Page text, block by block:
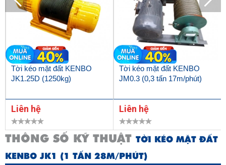
Tời kéo mặt đất KENBO
JK1.25D (1250kg)
Liên hệ
Tời kéo mặt đất KENBO
JM0.3 (0,3 tấn 17m/phút)
Liên hệ
THÔNG SỐ KỸ THUẬT TỜI KÉO MẶT ĐẤT
KENBO JK1 (1 TẤN 28M/PHÚT)